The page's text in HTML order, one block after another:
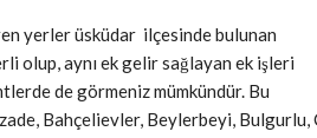
yerler üsküdar ilçesinde bulunan
olup, aynı ek gelir sağlayan ek işleri
de görmeniz mümkündür. Bu
Bahçelievler, Beylerbeyi,